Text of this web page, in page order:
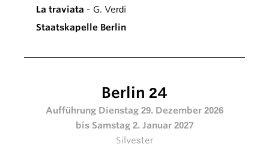
La traviata - G. Verdi
Staatskapelle Berlin
Berlin 24
Aufführung Dienstag 29. Dezember 2026
bis Samstag 2. Januar 2027
Silvester